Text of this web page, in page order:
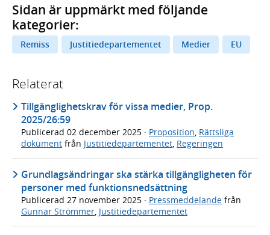
Sidan är uppmärkt med följande
kategorier:
Remiss Justitiedepartementet Medier EU
Relaterat
Tillgänglighetskrav för vissa medier, Prop.
2025/26:59
Publicerad 02 december 2025 · Proposition Rättsliga
dokument från Justitiedepartementet Regeringen
Grundlagsändringar ska stärka tillgängligheten för
personer med funktionsnedsättning
Publicerad 27 november 2025 · Pressmeddelande från
Gunnar Strömmer, Justitiedepartementet